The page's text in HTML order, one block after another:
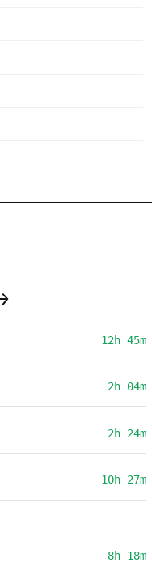
12h 45m
2h 04m
2h 24m
10h 27m
8h 18m